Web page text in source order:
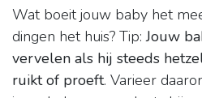
Wat boeit jouw baby het
dingen het huis? Tip:Jouw
vervelen als hij steeds
ruikt of proeft. Varieer